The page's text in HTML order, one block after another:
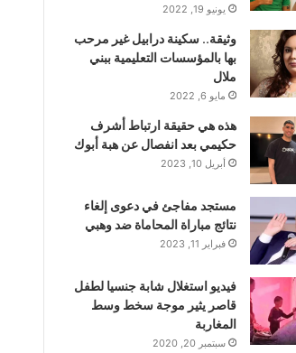
يونيو 19, 2022
وثيقة.. سكينة درابيل غير مرحب
بها بالمؤسسات التعليمية ببني
ملال
مايو 6, 2022
هذه هي حقيقة ارتباط أشرف
حكيمي بعد انفصال عن هبة أبوك
أبريل 10, 2023
مستجد مفاجئ في دعوى إلغاء
نتائج مباراة المحاماة ضد وهبي
فبراير 11, 2023
فيديو استغلال شابة جنسيا لطفل
قاصر يثير موجة سخط وسط
المغاربة
سبتمبر 20, 2020